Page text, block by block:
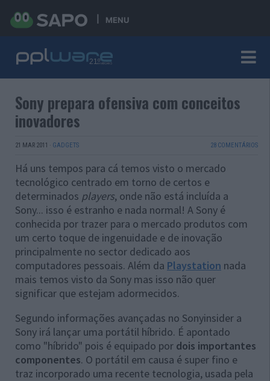
MENU
Sony prepara ofensiva com conceitos
inovadores
21 MAR 2011 · GADGETS 28 COMENTÁRIOS
Há uns tempos para cá temos visto o mercado
tecnológico centrado em torno de certos e
determinados players, onde não está incluída a
Sony... isso é estranho e nada normal! A Sony é
conhecida por trazer para o mercado produtos com
um certo toque de ingenuidade e de inovação
principalmente no sector dedicado aos
computadores pessoais. Além da Playstation nada
mais temos visto da Sony mas isso não quer
significar que estejam adormecidos.
Segundo informações avançadas no Sonyinsider a
Sony irá lançar uma portátil híbrido. É apontado
como "híbrido" pois é equipado por dois importantes
componentes. O portátil em causa é super fino e
traz incorporado uma recente tecnologia, usada pela